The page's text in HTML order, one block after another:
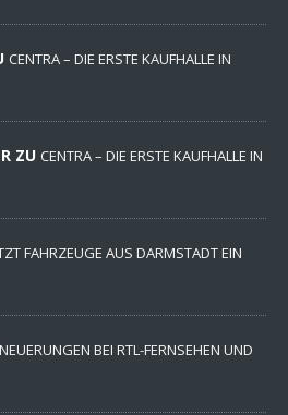
CENTRA – DIE ERSTE KAUFHALLE IN
ZU CENTRA – DIE ERSTE KAUFHALLE IN
FAHRZEUGE AUS DARMSTADT EIN
NEUERUNGEN BEI RTL-FERNSEHEN UND